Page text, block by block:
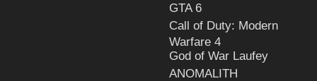
GTA 6
Call of Duty: Modern
Warfare 4
God of War Laufey
ANOMALITH